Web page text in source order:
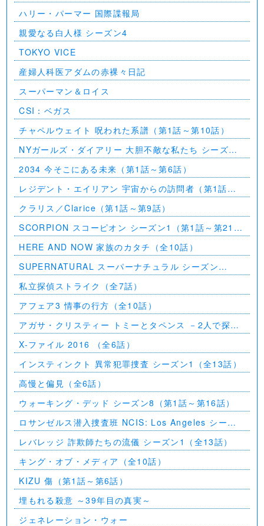
ハリー・パーマー 国際諜報局
親愛なる白人様 シーズン4
TOKYO VICE
産婦人科医アダムの赤裸々日記
スーパーマン＆ロイス
CSI：ベガス
チャペルウェイト 呪われた系譜（第1話～第10話）
NYガールズ・ダイアリー 大胆不敵な私たち シーズン
5（第1話～第2話）
2034 今そこにある未来（第1話～第6話）
レジデント・エイリアン 宇宙からの訪問者（第1話～
第7話）
クラリス／Clarice（第1話～第9話）
SCORPION スコーピオン シーズン1（第1話～第21
話）
HERE AND NOW 家族のカタチ（全10話）
SUPERNATURAL スーパーナチュラル シーズン
11（全23話）
私立探偵ストライク（全7話）
アフェア3 情事の行方（全10話）
アガサ・クリスティー トミーとタペンス －2人で探偵
を－
X-ファイル 2016 （全6話）
インスティンクト 異常犯罪捜査 シーズン1（全13話）
高慢と偏見（全6話）
ウォーキング・デッド シーズン8（第1話～第16話）
ロサンゼルス潜入捜査班 NCIS: Los Angeles シーズ
ン5（第2話～第24話）
レバレッジ 詐欺師たちの流儀 シーズン1（全13話）
キング・オブ・メディア（全10話）
KIZU 傷（第1話～第6話）
埋もれる殺意 ～39年目の真実～
ジェネレーション・ウォー